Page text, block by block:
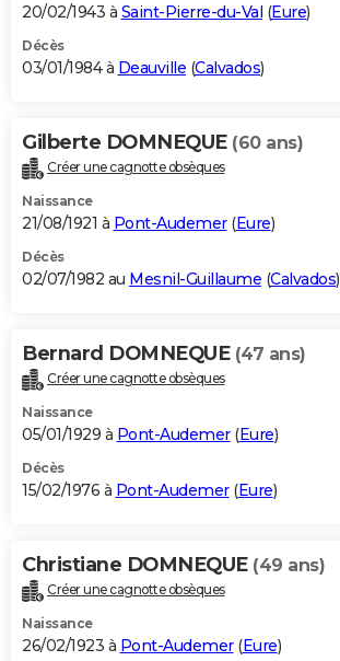
20/02/1943 à Saint-Pierre-du-Val (Eure)
Décès
03/01/1984 à Deauville (Calvados)
Gilberte DOMNEQUE (60 ans)
Créer une cagnotte obsèques
Naissance
21/08/1921 à Pont-Audemer(Eure)
Décès
02/07/1982 au Mesnil-Guillaume (Calvados)
Bernard DOMNEQUE (47 ans)
Créer une cagnotte obsèques
Naissance
05/01/1929 à Pont-Audemer(Eure)
Décès
15/02/1976 à Pont-Audemer(Eure)
Christiane DOMNEQUE (49 ans)
Créer une cagnotte obsèques
Naissance
26/02/1923 à Pont-Audemer(Eure)